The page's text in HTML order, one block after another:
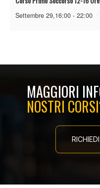
Settembre 29,16:00 - 22:00
MAGGIORI
NOSTRI CORSI